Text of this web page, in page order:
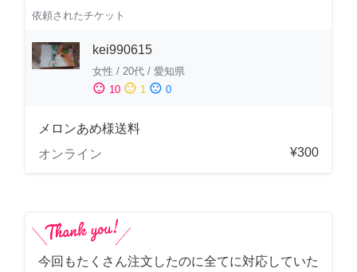
依頼されたチケット
kei990615
女性 / 20代 / 愛知県
sentiment_satisfied 10 sentiment_neutral 1 sentiment_dissatisfied 0
メロンあめ様送料
オンライン
¥300
今回もたくさん注文したのに全てに対応していた